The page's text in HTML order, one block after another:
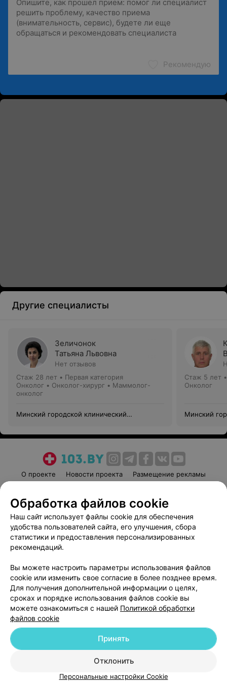
Рекомендую
Другие специалисты
Зеличонок
Татьяна Львовна
Нет отзывов
Стаж 28 лет • Первая категория
Онколог • Онколог-хирург • Маммолог-
онколог
Минский городской клинический
Стаж 5 лет
Онколог
Минский
О проекте Новости проекта
Размещение рекламы
Пользовательское соглашение
Способы оплаты
Вакансии
Партнеры
Написать руководителю 103.by
Обработка персональных данных
© 2026 ООО «Артокс Лаб», УНП 191700409
| 220012, Республика Беларусь,
Служба поддержки +375 291212755
Обработка файлов cookie
Наш сайт использует файлы cookie для обеспечения
удобства пользователей сайта, его улучшения, сбора
статистики и предоставления персонализированных
рекомендаций.
Вы можете настроить параметры использования файлов
cookie или изменить свое согласие в более позднее время.
Для получения дополнительной информации о целях,
сроках и порядке использования файлов cookie вы
можете ознакомиться с нашей Политикой обработки
файлов cookie
Отклонить
Принять
Персональные настройки Cookie